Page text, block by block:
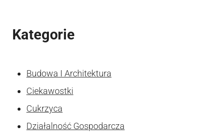
Kategorie
Budowa I Architektura
Ciekawostki
Cukrzyca
Działalność Gospodarcza